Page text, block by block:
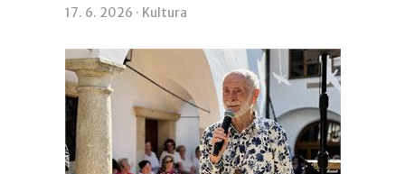
17. 6. 2026 · Kultura